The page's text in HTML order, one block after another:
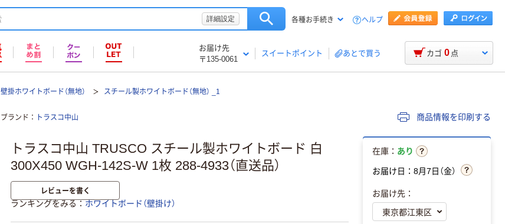
詳細設定 各種お手続き ヘルプ
お届け先
〒135-0061
スイートポイント あとで買う カゴ 0 点
壁掛ホワイトボード（無地） スチール製ホワイトボード（無地） _1
ブランド トラスコ中山 商品情報を印刷する
トラスコ中山 TRUSCO スチール製ホワイトボード 白
300X450 WGH-142S-W 1枚 288-4933（直送品）
レビューを書く
ランキングをみる ホワイトボード（壁掛け）
在庫： あり
お届け日：8月7日（金）
お届け先：